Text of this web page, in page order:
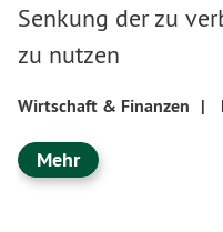
Senkung der zu
zu nutzen
Wirtschaft & Finanzen |
Mehr